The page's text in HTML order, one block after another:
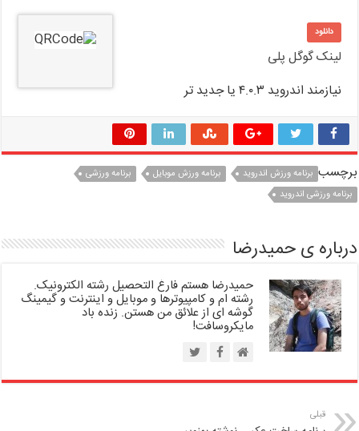
دانلود
لینک گوگل پلی
نیازمند اندروید ۴.۰.۳ یا جدید تر
برچسب برنامه ورزش اندروید برنامه ورزش موبایل
برنامه ورزشی
برنامه ورزشی اندروید
درباره ی حمیدرضا
حمیدرضا هستم فارغ التحصیل رشته الکترونیک.
رشته ام و کامپیوترها و موبایل و اینترنت و گیمینگ
گوشه ای از علائق من هستن. زنده باد
مایکروسافت!
قبلی